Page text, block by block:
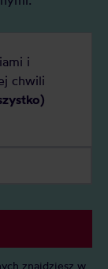
i
chwili
znajdziesz w